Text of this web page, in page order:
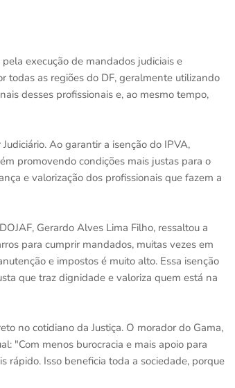
execução de mandados judiciais e
todas as regiões do DF, geralmente utilizando
desses profissionais e, ao mesmo tempo,
Ao garantir a isenção do IPVA,
promovendo condições mais justas para o
e valorização dos profissionais que fazem a
Gerardo Alves Lima Filho, ressaltou a
para cumprir mandados, muitas vezes em
e impostos é muito alto. Essa isenção
que traz dignidade e valoriza quem está na
no cotidiano da Justiça. O morador do Gama,
"Com menos burocracia e mais apoio para
rápido. Isso beneficia toda a sociedade, porque